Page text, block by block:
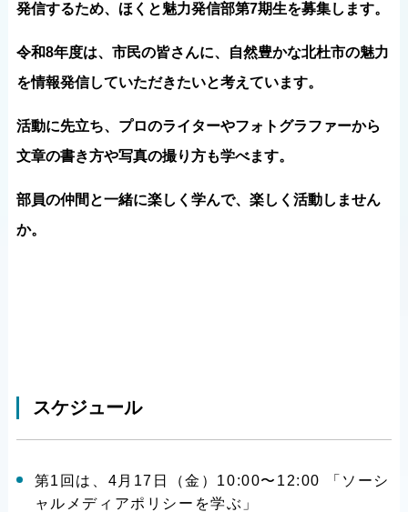
発信するため、ほくと魅力発信部第7期生を募集します。
令和8年度は、市民の皆さんに、自然豊かな北杜市の魅力
を情報発信していただきたいと考えています。
活動に先立ち、プロのライターやフォトグラファーから
文章の書き方や写真の撮り方も学べます。
部員の仲間と一緒に楽しく学んで、楽しく活動しません
か。
スケジュール
第1回は、4月17日（金）10:00〜12:00 「ソーシ
ャルメディアポリシーを学ぶ」